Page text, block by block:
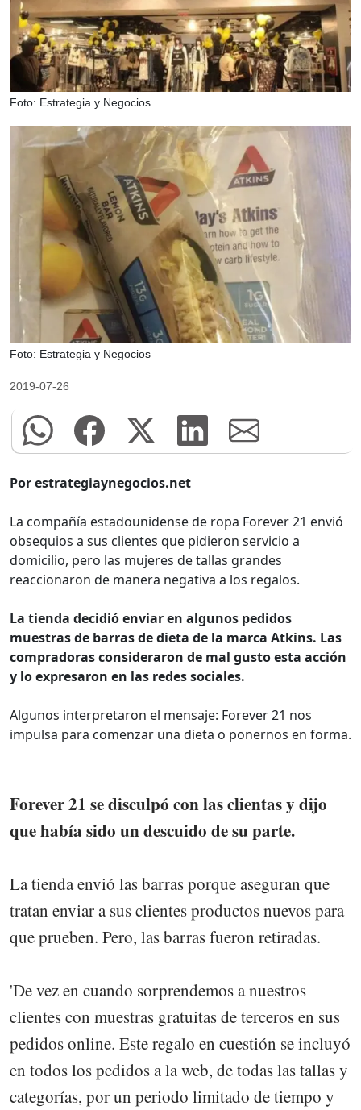
Foto: Estrategia y Negocios
Foto: Estrategia y Negocios
2019-07-26
Por estrategiaynegocios.net
La compañía estadounidense de ropa Forever 21 envió
obsequios a sus clientes que pidieron servicio a
domicilio, pero las mujeres de tallas grandes
reaccionaron de manera negativa a los regalos.
La tienda decidió enviar en algunos pedidos
muestras de barras de dieta de la marca Atkins. Las
compradoras consideraron de mal gusto esta acción
y lo expresaron en las redes sociales.
Algunos interpretaron el mensaje: Forever 21 nos
impulsa para comenzar una dieta o ponernos en forma.
Forever 21 se disculpó con las clientas y dijo
que había sido un descuido de su parte.
La tienda envió las barras porque aseguran que
tratan enviar a sus clientes productos nuevos para
que prueben. Pero, las barras fueron retiradas.
'De vez en cuando sorprendemos a nuestros
clientes con muestras gratuitas de terceros en sus
pedidos online. Este regalo en cuestión se incluyó
en todos los pedidos a la web, de todas las tallas y
categorías, por un periodo limitado de tiempo y